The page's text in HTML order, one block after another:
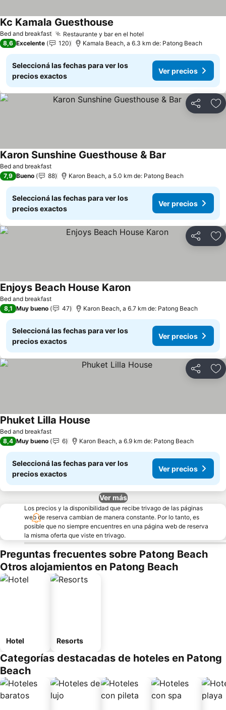
Bed and breakfast Restaurante y bar en el hotel
Kc Kamala Guesthouse
8,6 Excelente 120 Kamala Beach, a 6.3 km de: Patong Beach
Seleccioná las fechas para ver los
precios exactos
Ver precios
Compartir
Bed and breakfast
Karon Sunshine Guesthouse & Bar
7,9 Bueno 88 Karon Beach, a 5.0 km de: Patong Beach
Seleccioná las fechas para ver los
precios exactos
Ver precios
Compartir
Bed and breakfast
Enjoys Beach House Karon
8,1 Muy bueno 47 Karon Beach, a 6.7 km de: Patong Beach
Seleccioná las fechas para ver los
precios exactos
Ver precios
Compartir
Bed and breakfast
Phuket Lilla House
8,4 Muy bueno 6 Karon Beach, a 6.9 km de: Patong Beach
Seleccioná las fechas para ver los
precios exactos
Ver precios
Ver más
Los precios y la disponibilidad que recibe trivago de las páginas
web de reserva cambian de manera constante. Por lo tanto, es
posible que no siempre encuentres en una página web de reserva
la misma oferta que viste en trivago.
Preguntas frecuentes sobre Patong Beach
Otros alojamientos en Patong Beach
Hotel Resorts
Categorías destacadas de hoteles en Patong
Beach